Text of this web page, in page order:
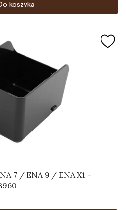
koszyka
7 / ENA 9 / ENA X1 -